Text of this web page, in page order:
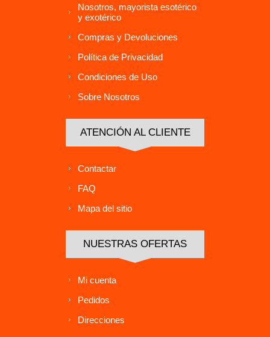
Nosotros, mayorista esotérico
y exotérico
Compras y Devoluciones
Política de Privacidad
Condiciones de Uso
Sobre Nosotros
ATENCIÓN AL CLIENTE
Contactar
FAQ
Mapa del sitio
NUESTRAS OFERTAS
Mi cuenta
Pedidos
Direcciones